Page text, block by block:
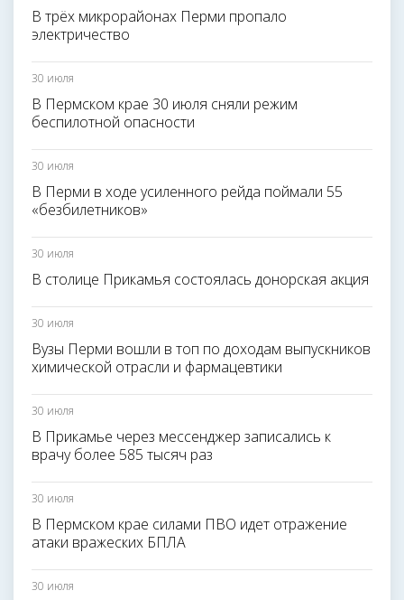
В трёх микрорайонах Перми пропало
электричество
30 июля
В Пермском крае 30 июля сняли режим
беспилотной опасности
30 июля
В Перми в ходе усиленного рейда поймали 55
«безбилетников»
30 июля
В столице Прикамья состоялась донорская акция
30 июля
Вузы Перми вошли в топ по доходам выпускников
химической отрасли и фармацевтики
30 июля
В Прикамье через мессенджер записались к
врачу более 585 тысяч раз
30 июля
В Пермском крае силами ПВО идет отражение
атаки вражеских БПЛА
30 июля